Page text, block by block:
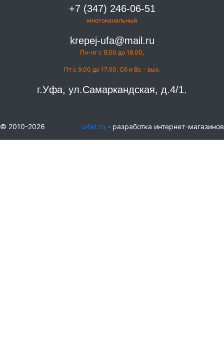
+7 (347) 246-06-51
многоканальный
krepej-ufa@mail.ru
Пн-чт с 9.00 до 18.00,
Пт с 9.00 до 17.00, Сб и Вс - вых.
г.Уфа, ул.Самаркандская, д.4/1.
© 2010-2026 u4et.ru - разработка интернет-магазинов